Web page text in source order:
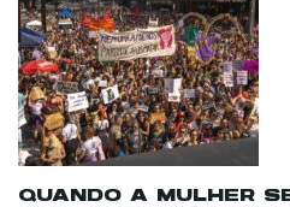
QUANDO A MULHER